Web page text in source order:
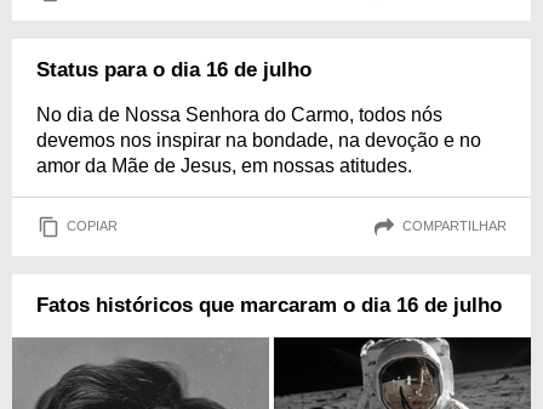
Status para o dia 16 de julho
No dia de Nossa Senhora do Carmo, todos nós
devemos nos inspirar na bondade, na devoção e no
amor da Mãe de Jesus, em nossas atitudes.
COPIAR COMPARTILHAR
Fatos históricos que marcaram o dia 16 de julho